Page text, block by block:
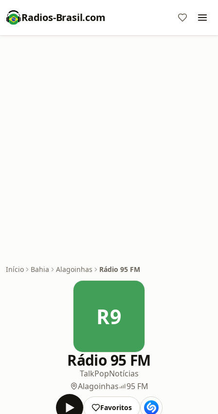
Radios-Brasil.com
Início Bahia Alagoinhas Rádio 95 FM
R9
Rádio 95 FM
TalkPopNotícias
Alagoinhas
95 FM
Favoritos